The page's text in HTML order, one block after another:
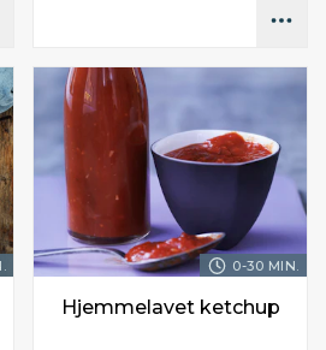
0-30 MIN.
Hjemmelavet ketchup